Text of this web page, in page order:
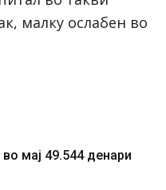
малку ослабен во
мај 49.544 денари